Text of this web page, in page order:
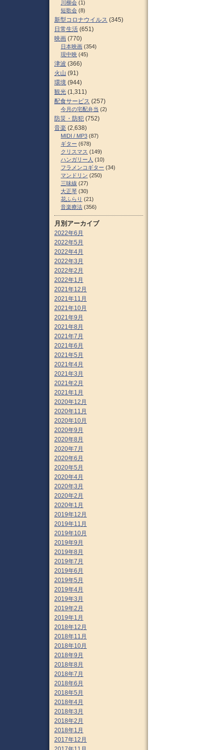
川柳会 (1)
短歌会 (8)
新型コロナウイルス (345)
日常生活 (651)
映画 (770)
日本映画 (354)
現中映 (45)
津波 (366)
火山 (91)
環境 (944)
観光 (1,311)
配食サービス (257)
今月の宅配弁当 (2)
防災・防犯 (752)
音楽 (2,638)
MIDI / MP3 (87)
ギター (678)
クリスマス (149)
ハンガリー人 (10)
フラメンコギター (34)
マンドリン (250)
三味線 (27)
大正琴 (30)
花ふらり (21)
音楽療法 (356)
月別アーカイブ
2022年6月
2022年5月
2022年4月
2022年3月
2022年2月
2022年1月
2021年12月
2021年11月
2021年10月
2021年9月
2021年8月
2021年7月
2021年6月
2021年5月
2021年4月
2021年3月
2021年2月
2021年1月
2020年12月
2020年11月
2020年10月
2020年9月
2020年8月
2020年7月
2020年6月
2020年5月
2020年4月
2020年3月
2020年2月
2020年1月
2019年12月
2019年11月
2019年10月
2019年9月
2019年8月
2019年7月
2019年6月
2019年5月
2019年4月
2019年3月
2019年2月
2019年1月
2018年12月
2018年11月
2018年10月
2018年9月
2018年8月
2018年7月
2018年6月
2018年5月
2018年4月
2018年3月
2018年2月
2018年1月
2017年12月